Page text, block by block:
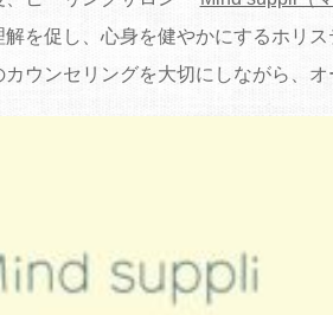
解を促し、心身を健やかにするホリ
カウンセリングを大切にしながら、